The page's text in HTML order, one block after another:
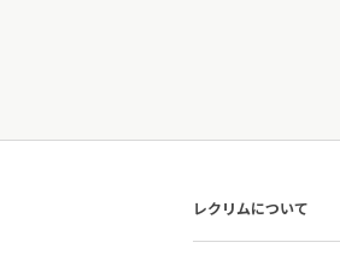
レクリムについて